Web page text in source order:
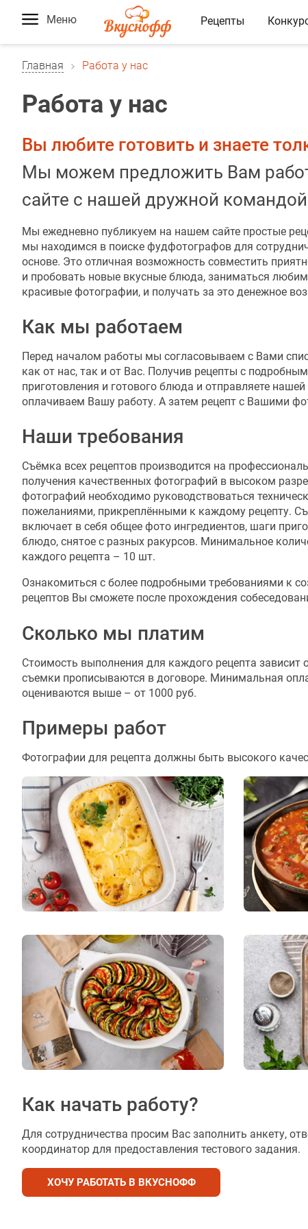
Меню Рецепты
Главная Работа у нас
Работа у нас
Вы любите готовить и знаете
Мы можем предложить Вам
сайте с нашей дружной
Мы ежедневно публикуем на нашем сайте простые
мы находимся в поиске фудфотографов для
основе. Это отличная возможность совместить
и пробовать новые вкусные блюда, заниматься
красивые фотографии, и получать за это денежное
Как мы работаем
Перед началом работы мы согласовываем с Вами
как от нас, так и от Вас. Получив рецепты с
приготовления и готового блюда и отправляете
оплачиваем Вашу работу. А затем рецепт с Вашими
Наши требования
Съёмка всех рецептов производится на
получения качественных фотографий в высоком
фотографий необходимо руководствоваться
пожеланиями, прикреплёнными к каждому рецепту.
включает в себя общее фото ингредиентов, шаги
блюдо, снятое с разных ракурсов. Минимальное
каждого рецепта – 10 шт.
Ознакомиться с более подробными требованиями к
рецептов Вы сможете после прохождения
Сколько мы платим
Стоимость выполнения для каждого рецепта зависит
съемки прописываются в договоре. Минимальная
оцениваются выше – от 1000 руб.
Примеры работ
Фотографии для рецепта должны быть высокого
Как начать работу?
Для сотрудничества просим Вас заполнить анкету,
координатор для предоставления тестового задания.
ХОЧУ РАБОТАТЬ В ВКУСНОФФ